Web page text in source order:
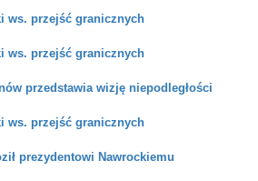
ws. przejść granicznych
ws. przejść granicznych
przedstawia wizję niepodległości
ws. przejść granicznych
prezydentowi Nawrockiemu